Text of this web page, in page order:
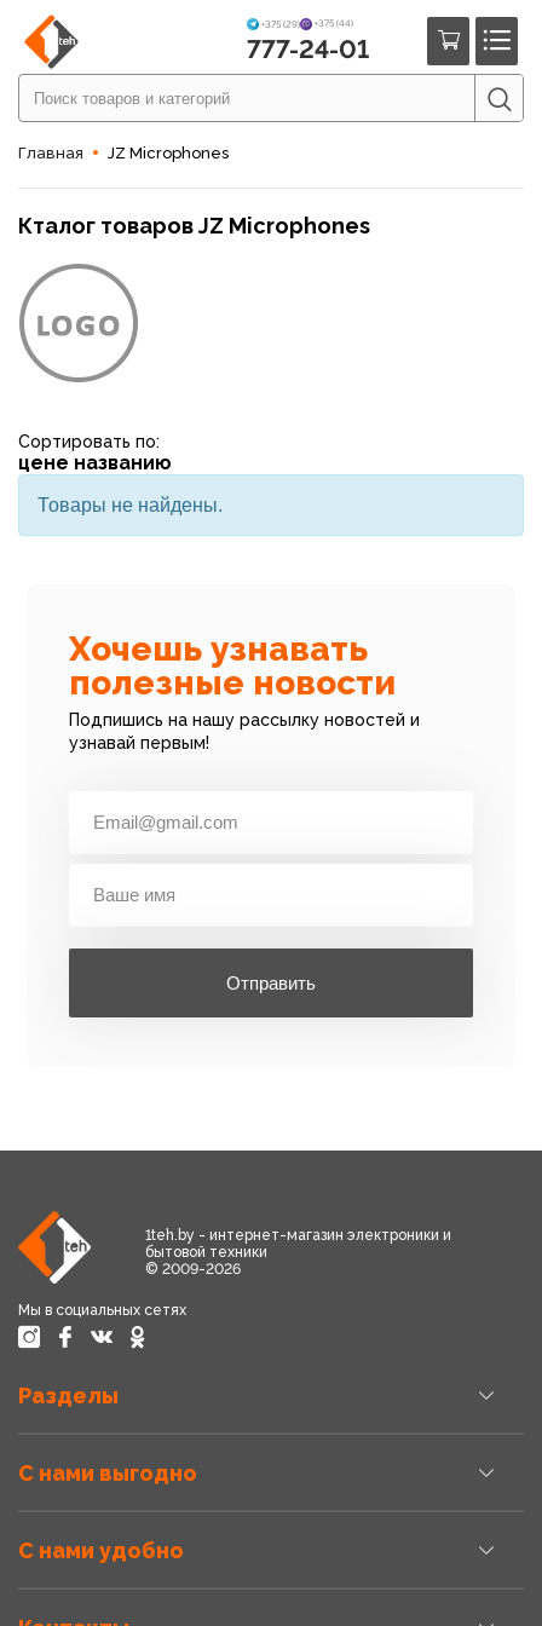
+375 (29) +375 (44)
777-24-01
Главная JZ Microphones
Кталог товаров JZ Microphones
Сортировать по:
цене названию
Товары не найдены.
Хочешь узнавать
полезные новости
Подпишись на нашу рассылку новостей и
узнавай первым!
Отправить
1teh.by - интернет-магазин электроники и
бытовой техники
© 2009-2026
Мы в социальных сетях
Разделы
С нами выгодно
С нами удобно